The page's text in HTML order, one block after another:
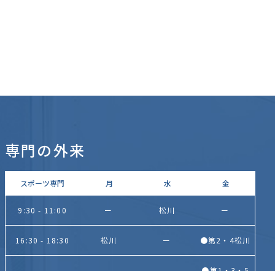
専門の外来
スポーツ専門 月 水 金
9:30 - 11:00 ー 松川 ー
16:30 - 18:30 松川 ー ●第2・4松川